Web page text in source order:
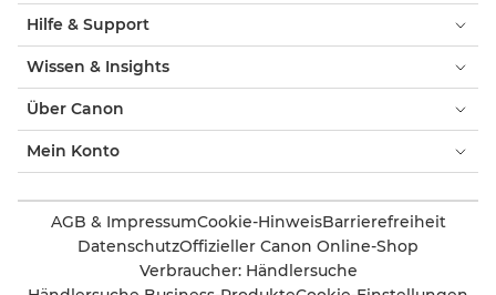
Hilfe & Support
Wissen & Insights
Über Canon
Mein Konto
AGB & ImpressumCookie-HinweisBarrierefreiheit
DatenschutzOffizieller Canon Online-Shop
Verbraucher: Händlersuche